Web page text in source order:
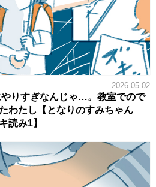
2026.05.02
りすぎなんじゃ…。教室でので
わたし【となりのすみちゃん
読み1】